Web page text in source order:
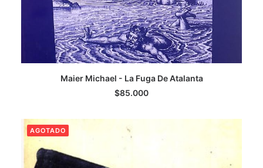
LEER MÁS
Maier Michael - La Fuga De Atalanta
$85.000
AGOTADO